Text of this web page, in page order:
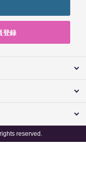
登録
reserved.